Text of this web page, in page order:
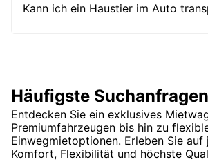
Kann ich ein Haustier im Auto
Häufigste Suchanfragen
Entdecken Sie ein exklusives
Premiumfahrzeugen bis hin zu
Einwegmietoptionen. Erleben Sie auf
Komfort, Flexibilität und höchste